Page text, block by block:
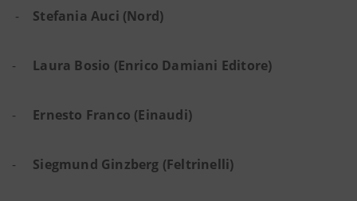
- Stefania Auci (Nord)
- Laura Bosio (Enrico Damiani Editore)
- Ernesto Franco (Einaudi)
- Siegmund Ginzberg (Feltrinelli)